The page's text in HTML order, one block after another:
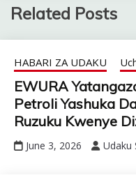
Related Posts
HABARI ZA UDAKU
EWURA
Petroli Yashuka
Ruzuku Kwenye
June 3, 2026 Udaku